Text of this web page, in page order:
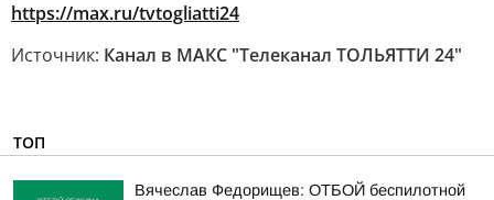
https://max.ru/tvtogliatti24
Источник: Канал в МАКС "Телеканал ТОЛЬЯТТИ 24"
ТОП
Вячеслав Федорищев: ОТБОЙ беспилотной